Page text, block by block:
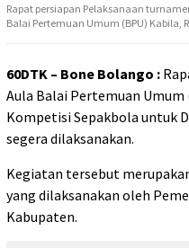
Rapat persiapan Pelaksanaan
Balai Pertemuan Umum (BPU) Kabila,
60DTK – Bone Bolango :
Aula Balai Pertemuan
Kompetisi Sepakbola untuk
segera dilaksanakan.
Kegiatan tersebut
yang dilaksanakan oleh
Kabupaten.